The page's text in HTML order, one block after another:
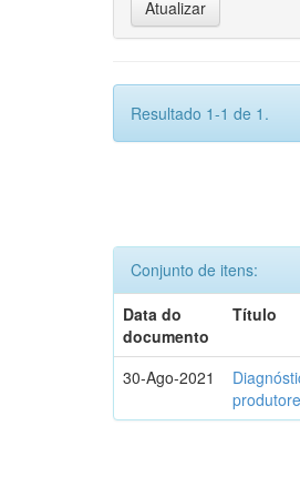
Resultado 1-1 de 1.
Conjunto de itens:
Data do
documento
Título
30-Ago-2021